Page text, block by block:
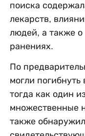
поиска
лекарств,
людей, а также
ранениях.
По
могли погибнуть
тогда как один
множественные
также